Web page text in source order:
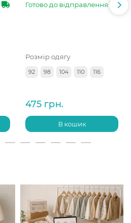
Готово до відправлення
Розмір одягу
92 98 104 110 116
475 грн.
В кошик